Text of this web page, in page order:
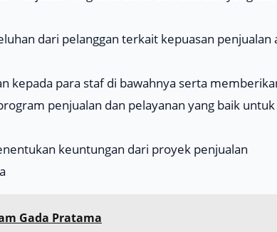
dari pelanggan terkait kepuasan penjualan
kepada para staf di bawahnya serta
penjualan dan pelayanan yang baik untuk
keuntungan dari proyek penjualan
Gada Pratama